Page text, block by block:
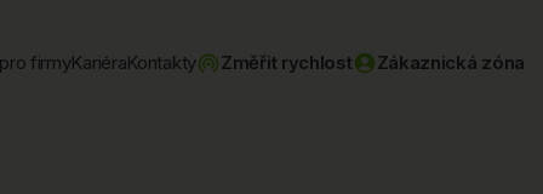
firmyKariéraKontakty Změřit rychlost Zákaznická zóna